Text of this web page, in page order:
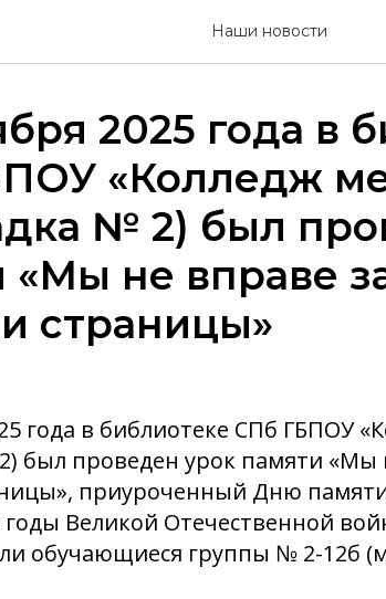
Наши новости
2025 года в
«Колледж
№ 2) был
«Мы не вправе
страницы»
года в библиотеке СПб ГБПОУ
был проведен урок памяти «Мы
приуроченный Дню
Великой Отечественной
обучающиеся группы № 2-12б